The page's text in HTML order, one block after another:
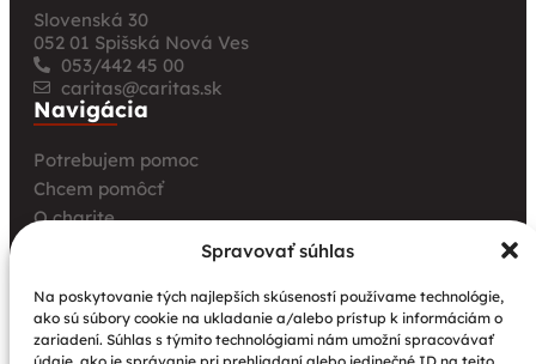
Spravovať súhlas
Na poskytovanie tých najlepších skúseností používame technológie,
ako sú súbory cookie na ukladanie a/alebo prístup k informáciám o
zariadení. Súhlas s týmito technológiami nám umožní spracovávať
Slovenská 30
052 01 Spišská Nová Ves
053/442 45 00
caritas@caritas.sk
Navigácia
Potrebujem pomoc
Chcem pomôcť
O charite
Pre úrady a inštitúcie
Kurz opatrovania
Aktuality